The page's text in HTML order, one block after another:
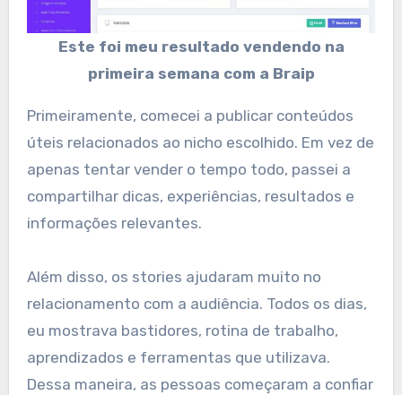
Este foi meu resultado vendendo na
primeira semana com a Braip
Primeiramente, comecei a publicar conteúdos
úteis relacionados ao nicho escolhido. Em vez de
apenas tentar vender o tempo todo, passei a
compartilhar dicas, experiências, resultados e
informações relevantes.
Além disso, os stories ajudaram muito no
relacionamento com a audiência. Todos os dias,
eu mostrava bastidores, rotina de trabalho,
aprendizados e ferramentas que utilizava.
Dessa maneira, as pessoas começaram a confiar